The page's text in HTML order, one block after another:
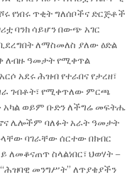
የነበሩ ጥቂት ግለሰቦችና ድርጅቶች
ባንክ ሳይሆን በውጭ አገር
ለማስመለስ ያለው ዕድል
ለብዙ ዓመታት የሚቀጥል
አደሩ ሕዝብ የተራበና የታረዘ፣
ገብቶት፣ የሚቀጥለው ምርጫ
ወይም ቡድን ለችግሬ መፍትሔ
ሌሎችም ባለፉት አራት ዓመታት
ባገራቸው ሰርተው በክብር
ለመቆናጠጥ ስላልነበር፣ ህወሃት –
መንግሥት” ለጥያቄያችን